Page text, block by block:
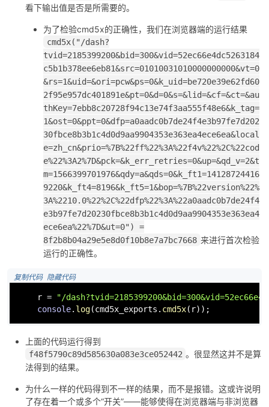
看下输出值是否是所需要的。
为了检验cmd5x的正确性，我们在浏览器端的运行结果
cmd5x("/dash?
tvid=2185399200&bid=300&vid=52ec66e4dc5263184
c5b1b378ee6eb81&src=01010031010000000000&vt=0
&rs=1&uid=&ori=pcw&ps=0&k_uid=be720e39e62fd60
2f95e957dc401891e&pt=0&d=0&s=&lid=&cf=&ct=&au
thKey=7ebb8c20728f94c13e74f3aa555f48e6&k_tag=
1&ost=0&ppt=0&dfp=a0aadc0b7de24f4e3b97fe7d202
30fbce8b3b1c4d0d9aa9904353e363ea4ece6ea&local
e=zh_cn&prio=%7B%22ff%22%3A%22f4v%22%2C%22cod
e%22%3A2%7D&pck=&k_err_retries=0&up=&qd_v=2&t
m=1566399701976&qdy=a&qds=0&k_ft1=14128724416
9220&k_ft4=8196&k_ft5=1&bop=%7B%22version%22%
3A%2210.0%22%2C%22dfp%22%3A%22a0aadc0b7de24f4
e3b97fe7d20230fbce8b3b1c4d0d9aa9904353e363ea4
ece6ea%22%7D&ut=0") =
8f2b8b04a29e5e8d0f10b8e7a7bc7668 来进行首次检验
运行的正确性。
复制代码 隐藏代码
r =
"/
console. log(cmd5x_exports. cmd5x(r));
上面的代码运行得到
f48f5790c89d585630a083e3ce052442 。很显然这并不是算
法得到的结果。
为什么一样的代码得到不一样的结果，而不是报错。这或许说明
了存在着一个或多个“开关”——能够使得在浏览器端与非浏览器